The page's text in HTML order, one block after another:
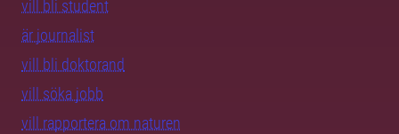
vill bli student
är journalist
vill bli doktorand
vill söka jobb
vill rapportera om naturen